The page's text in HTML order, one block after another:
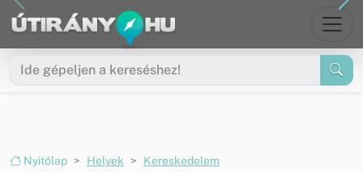
Ugrás a menüre
Ugrás a tartalomra
Nyitólap Helyek
Kereskedelem